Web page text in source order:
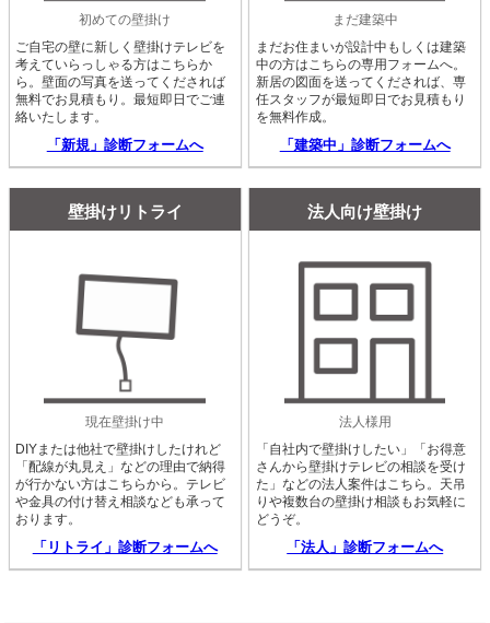
初めての壁掛け
ご自宅の壁に新しく壁掛けテレビを
考えていらっしゃる方はこちらか
ら。壁面の写真を送ってくだされば
無料でお見積もり。最短即日でご連
絡いたします。
「新規」診断フォームへ
まだ建築中
まだお住まいが設計中もしくは建築
中の方はこちらの専用フォームへ。
新居の図面を送ってくだされば、専
任スタッフが最短即日でお見積もり
を無料作成。
「建築中」診断フォームへ
壁掛けリトライ
現在壁掛け中
DIYまたは他社で壁掛けしたけれど
「配線が丸見え」などの理由で納得
が行かない方はこちらから。テレビ
や金具の付け替え相談なども承って
おります。
「リトライ」診断フォームへ
法人向け壁掛け
法人様用
「自社内で壁掛けしたい」「お得意
さんから壁掛けテレビの相談を受け
た」などの法人案件はこちら。天吊
りや複数台の壁掛け相談もお気軽に
どうぞ。
「法人」診断フォームへ